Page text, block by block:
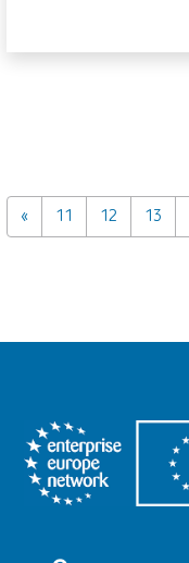
« 11 12 13